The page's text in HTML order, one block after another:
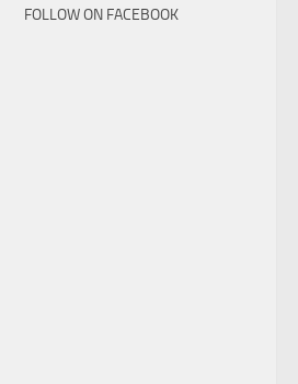
FOLLOW ON FACEBOOK